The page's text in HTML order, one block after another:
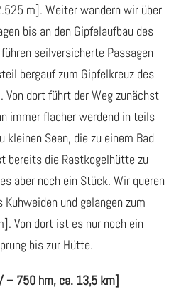
m]. Weiter wandern wir über
bis an den Gipfelaufbau des
seilversicherte Passagen
bergauf zum Gipfelkreuz des
dort führt der Weg zunächst
immer flacher werdend in teils
kleinen Seen, die zu einem Bad
bereits die Rastkogelhütte zu
aber noch ein Stück. Wir queren
Kuhweiden und gelangen zum
Von dort ist es nur noch ein
bis zur Hütte.
– 750 hm, ca. 13,5 km]